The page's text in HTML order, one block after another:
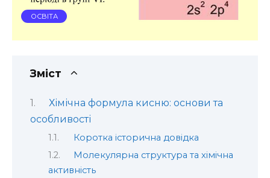
ОСВІТА
Зміст
Хімічна формула кисню: основи та
особливості
Коротка історична довідка
Молекулярна структура та хімічна
активність